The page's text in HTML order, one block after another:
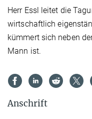
Herr Essl leitet die
wirtschaftlich
kümmert sich neben
Mann ist.
Anschrift